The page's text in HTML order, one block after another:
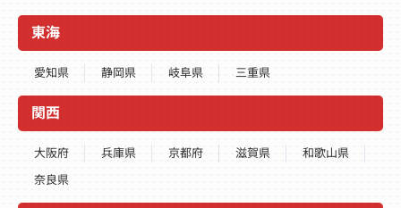
東海
愛知県 静岡県 岐阜県 三重県
関西
大阪府 兵庫県 京都府 滋賀県
和歌山県
奈良県